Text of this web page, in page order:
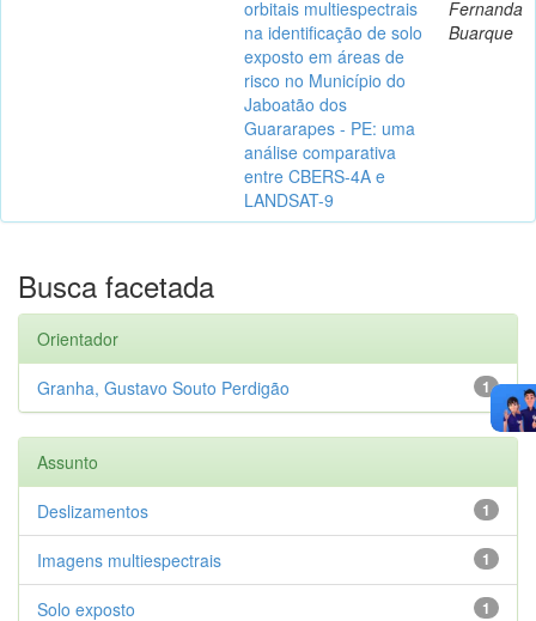
orbitais multiespectrais
na identificação de solo
exposto em áreas de
risco no Município do
Jaboatão dos
Guararapes - PE: uma
análise comparativa
entre CBERS-4A e
LANDSAT-9
Fernanda
Buarque
Busca facetada
Orientador
1
Granha, Gustavo Souto Perdigão
Assunto
1
Deslizamentos
1
Imagens multiespectrais
1
Solo exposto